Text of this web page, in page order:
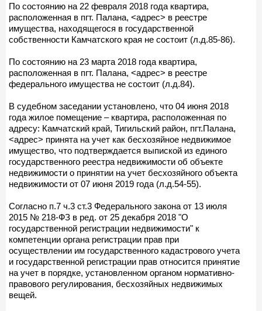
По состоянию на 22 февраля 2018 года квартира,
расположенная в пгт. Палана, <адрес> в реестре
имущества, находящегося в государственной
собственности Камчатского края не состоит (л.д.85-86).
По состоянию на 23 марта 2018 года квартира,
расположенная в пгт. Палана, <адрес> в реестре
федерального имущества не состоит (л.д.84).
В судебном заседании установлено, что 04 июня 2018
года жилое помещение – квартира, расположенная по
адресу: Камчатский край, Тигильский район, пгт.Палана,
<адрес> принята на учет как бесхозяйное недвижимое
имущество, что подтверждается выпиской из единого
государственного реестра недвижимости об объекте
недвижимости о принятии на учет бесхозяйного объекта
недвижимости от 07 июня 2019 года (л.д.54-55).
Согласно п.7 ч.3 ст.3 Федерального закона от 13 июля
2015 № 218-ФЗ в ред. от 25 декабря 2018 "О
государственной регистрации недвижимости" к
компетенции органа регистрации прав при
осуществлении им государственного кадастрового учета
и государственной регистрации прав относится принятие
на учет в порядке, установленном органом нормативно-
правового регулирования, бесхозяйных недвижимых
вещей.